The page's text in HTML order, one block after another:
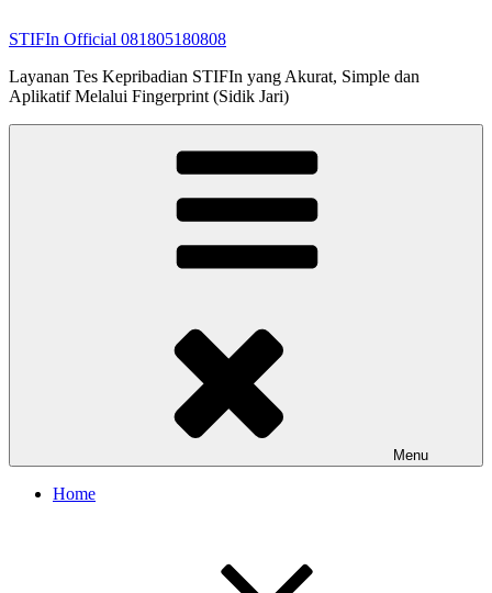
STIFIn Official 081805180808
Layanan Tes Kepribadian STIFIn yang Akurat, Simple dan
Aplikatif Melalui Fingerprint (Sidik Jari)
Menu
Home